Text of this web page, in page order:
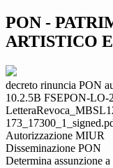
PON -
ARTISTICO
decreto rinuncia PON
10.2.5B FSEPON-LO-
Autorizzazione MIUR
Disseminazione PON
Determina assunzione